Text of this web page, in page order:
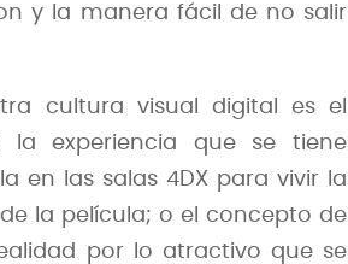
y la manera fácil de no salir
cultura visual digital es el
experiencia que se tiene
en las salas 4DX para vivir la
la película; o el concepto de
por lo atractivo que se